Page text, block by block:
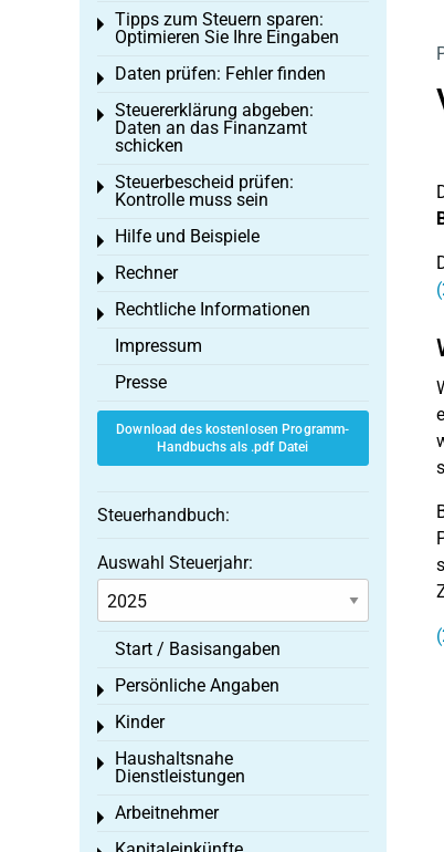
Tipps zum Steuern sparen:
Optimieren Sie Ihre Eingaben
Toggle menu
Daten prüfen: Fehler finden
Toggle menu
Steuererklärung abgeben:
Daten an das Finanzamt
schicken
Toggle menu
Steuerbescheid prüfen:
Kontrolle muss sein
Toggle menu
Hilfe und Beispiele
Toggle menu
Rechner
Toggle menu
Rechtliche Informationen
Toggle menu
Impressum
Presse
Download des kostenlosen Programm-
Handbuchs als .pdf Datei
Steuerhandbuch:
Auswahl Steuerjahr:
Start / Basisangaben
Persönliche Angaben
Toggle menu
Kinder
Toggle menu
Haushaltsnahe
Dienstleistungen
Toggle menu
Arbeitnehmer
Toggle menu